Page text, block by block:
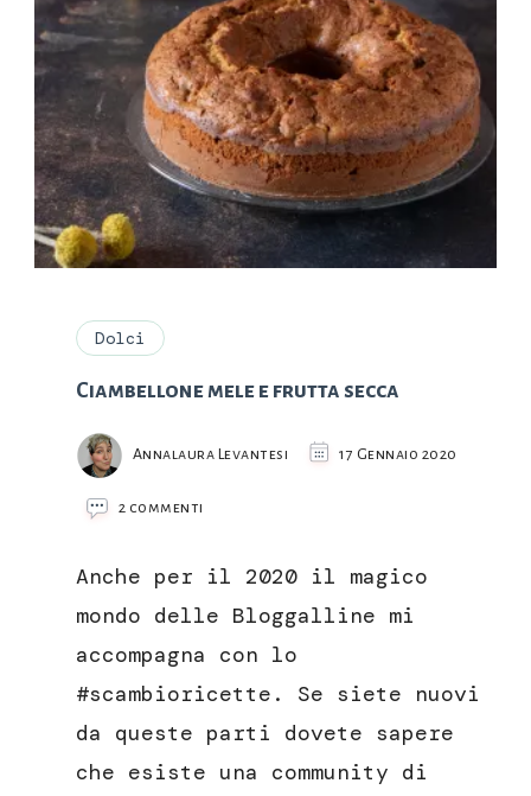
Dolci
Ciambellone mele e frutta secca
Annalaura Levantesi 17 Gennaio 2020
2 commenti
e
frutta
Anche per il 2020 il magico
mondo delle Bloggalline mi
accompagna con lo
#scambioricette. Se siete nuovi
da queste parti dovete sapere
che esiste una community di